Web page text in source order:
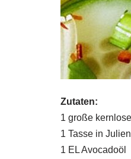
Zutaten:
1 große
1 Tasse in
1 EL Avocadoöl